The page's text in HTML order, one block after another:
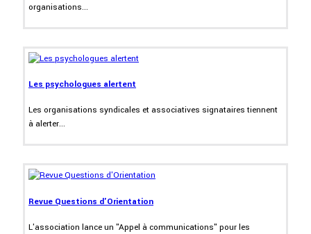
organisations...
Les psychologues alertent
Les organisations syndicales et associatives signataires tiennent
à alerter...
Revue Questions d'Orientation
L'association lance un "Appel à communications" pour les